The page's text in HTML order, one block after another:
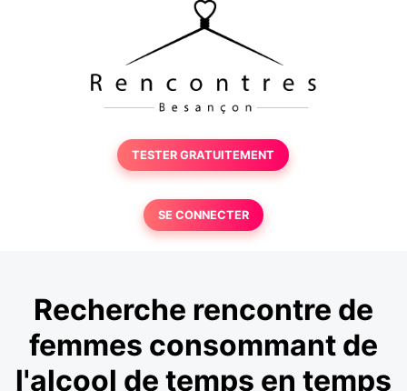
TESTER GRATUITEMENT
SE CONNECTER
Recherche rencontre de
femmes consommant de
l'alcool de temps en temps